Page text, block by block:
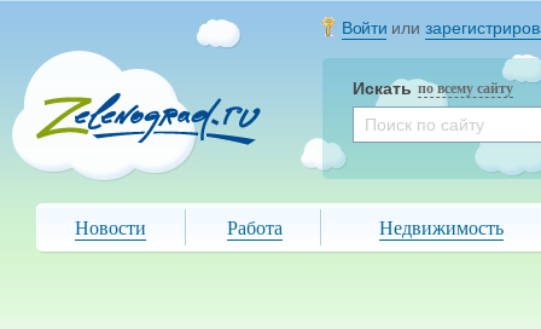
Войти или
Искать по всему сайту
Новости Работа Недвижимость